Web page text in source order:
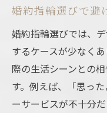
婚約指輪選びで避
婚約指輪選びでは、
するケースが少なく
際の生活シーンとの
す。例えば、「思っ
ーサービスが不十分